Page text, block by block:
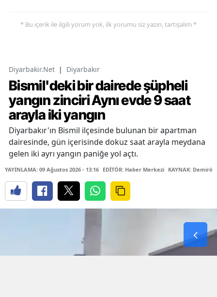
* Bu içerik ile ilgili yorum yok, ilk yorumu siz yazın, tartışalım *
Diyarbakir.Net | Diyarbakır
Bismil'deki bir dairede şüpheli
yangın zinciri Aynı evde 9 saat
arayla iki yangın
Diyarbakır'ın Bismil ilçesinde bulunan bir apartman
dairesinde, gün içerisinde dokuz saat arayla meydana
gelen iki ayrı yangın paniğe yol açtı.
YAYINLAMA: 09 Ağustos 2026 - 13:16 EDİTÖR: Haber Merkezi KAYNAK: